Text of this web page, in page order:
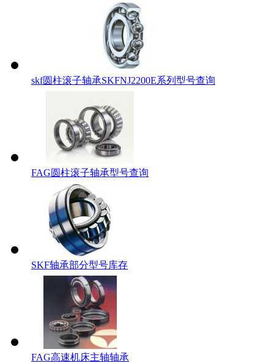
skf圆柱滚子轴承SKFNJ2200E系列型号查询
FAG圆柱滚子轴承型号查询
SKF轴承部分型号库存
FAG高速机床主轴轴承